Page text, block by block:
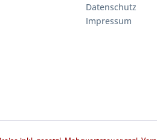
Datenschutz
Impressum